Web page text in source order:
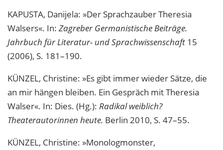
KAPUSTA, Danijela: »Der Sprachzauber Theresia
Walsers«. In: Zagreber Germanistische Beiträge.
Jahrbuch für Literatur- und Sprachwissenschaft 15
(2006), S. 181–190.
KÜNZEL, Christine: »Es gibt immer wieder Sätze, die
an mir hängen bleiben. Ein Gespräch mit Theresia
Walser«. In: Dies. (Hg.): Radikal weiblich?
Theaterautorinnen heute. Berlin 2010, S. 47–55.
KÜNZEL, Christine: »Monologmonster,